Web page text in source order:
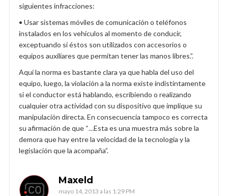
siguientes infracciones:
• Usar sistemas móviles de comunicación o teléfonos
instalados en los vehículos al momento de conducir,
exceptuando si éstos son utilizados con accesorios o
equipos auxiliares que permitan tener las manos libres.”.
Aquí la norma es bastante clara ya que habla del uso del
equipo, luego, la violación a la norma existe indistintamente
si el conductor está hablando, escribiendo o realizando
cualquier otra actividad con su dispositivo que implique su
manipulación directa. En consecuencia tampoco es correcta
su afirmación de que “…Esta es una muestra más sobre la
demora que hay entre la velocidad de la tecnología y la
legislación que la acompaña”.
Maxeld
mayo 14, 2013 a las 1:29 PM